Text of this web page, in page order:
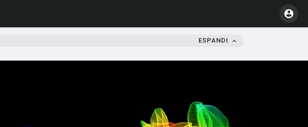
ESPANDI